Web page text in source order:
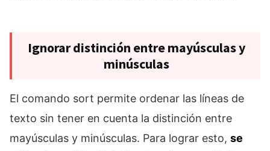
Ignorar distinción entre mayúsculas y
minúsculas
El comando sort permite ordenar las líneas de
texto sin tener en cuenta la distinción entre
mayúsculas y minúsculas. Para lograr esto, se